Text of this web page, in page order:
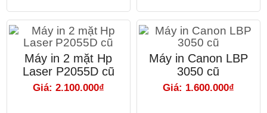
Máy in 2 mặt Hp
Laser P2055D cũ
Giá: 2.100.000₫
Máy in Canon LBP
3050 cũ
Giá: 1.600.000₫